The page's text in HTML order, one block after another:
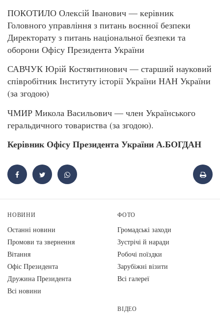
ПОКОТИЛО Олексій Іванович — керівник
Головного управління з питань воєнної безпеки
Директорату з питань національної безпеки та
оборони Офісу Президента України
САВЧУК Юрій Костянтинович — старший науковий
співробітник Інституту історії України НАН України
(за згодою)
ЧМИР Микола Васильович — член Українського
геральдичного товариства (за згодою).
Керівник Офісу Президента України А.БОГДАН
НОВИНИ
Останні новини
Промови та звернення
Вiтання
Офіс Президента
Дружина Президента
Всі новини
ФОТО
Громадські заходи
Зустрічі й наради
Робочі поїздки
Зарубіжні візити
Всі галереї
ВІДЕО